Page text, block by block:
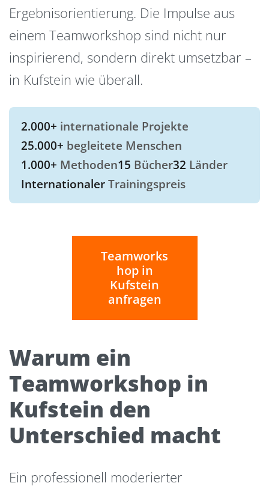
Ergebnisorientierung. Die Impulse aus
einem Teamworkshop sind nicht nur
inspirierend, sondern direkt umsetzbar –
in Kufstein wie überall.
2.000+ internationale Projekte
25.000+ begleitete Menschen
1.000+ Methoden15 Bücher32 Länder
InternationalerTrainingspreis
Teamworks
hop in
Kufstein
anfragen
Warum ein
Teamworkshop in
Kufstein den
Unterschied macht
Ein professionell moderierter